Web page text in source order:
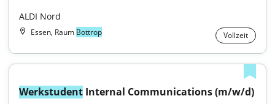
ALDI Nord
Essen, Raum Bottrop Vollzeit
Werkstudent Internal Communications (m/w/d)